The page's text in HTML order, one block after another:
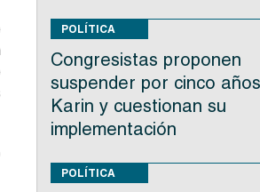
POLÍTICA
Congresistas proponen
suspender por cinco
Karin y cuestionan su
implementación
POLÍTICA